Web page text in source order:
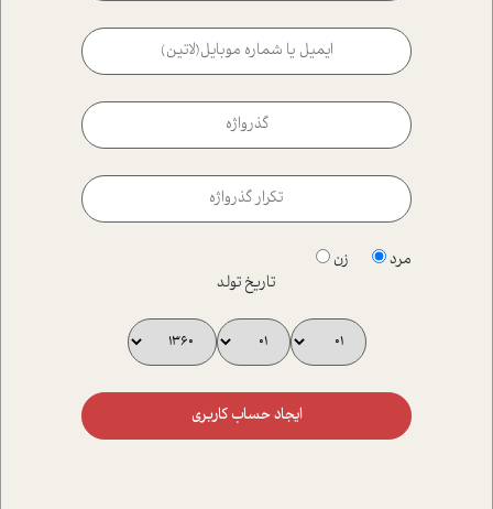
مرد
زن
تاریخ تولد
ایجاد حساب کاربری